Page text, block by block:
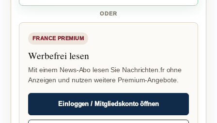
ODER
FRANCE PREMIUM
Werbefrei lesen
Mit einem News-Abo lesen Sie Nachrichten.fr ohne
Anzeigen und nutzen weitere Premium-Angebote.
Einloggen / Mitgliedskonto öffnen